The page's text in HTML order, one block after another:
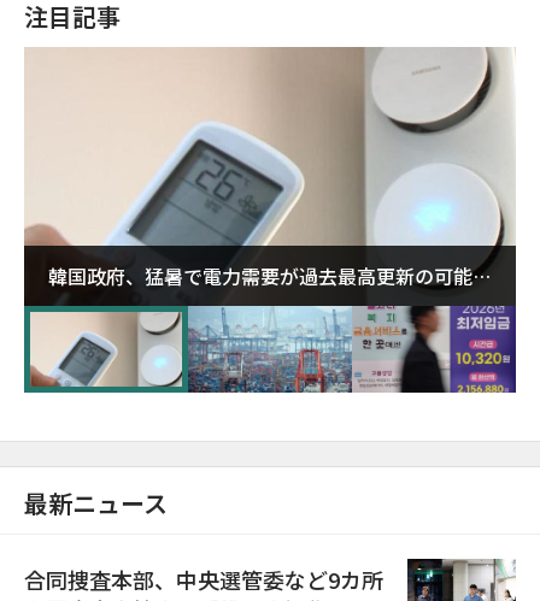
注目記事
韓国政府、猛暑で電力需要が過去最高更新の可能性
に需給対応体制を点検
最新ニュース
合同捜査本部、中央選管委など9カ所